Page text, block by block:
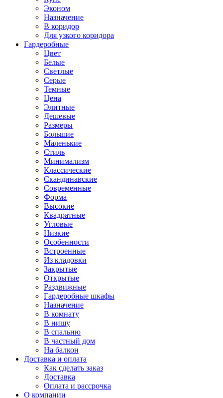
Эконом
Назначение
В коридор
Для узкого коридора
Гардеробные
Цвет
Белые
Светлые
Серые
Темные
Цена
Элитные
Дешевые
Размеры
Большие
Маленькие
Стиль
Минимализм
Классические
Скандинавские
Современные
Форма
Высокие
Квадратные
Угловые
Низкие
Особенности
Встроенные
Из кладовки
Закрытые
Открытые
Раздвижные
Гардеробные шкафы
Назначение
В комнату
В нишу
В спальню
В частный дом
На балкон
Доставка и оплата
Как сделать заказ
Доставка
Оплата и рассрочка
О компании